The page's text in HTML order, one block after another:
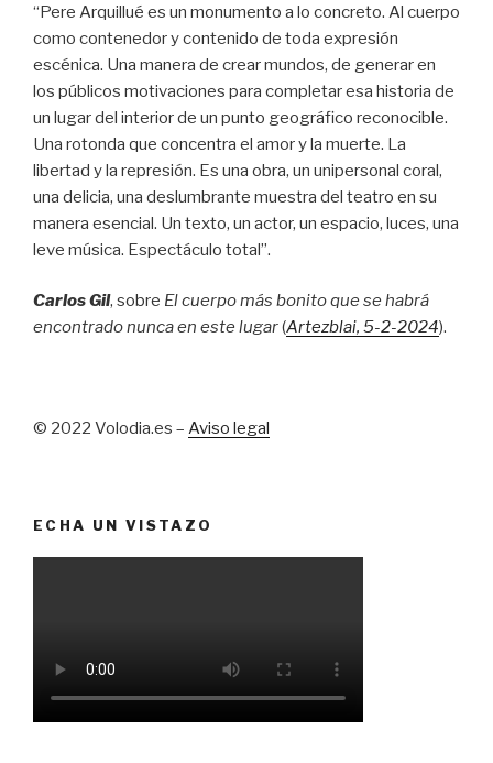
“Pere Arquillué es un monumento a lo concreto. Al cuerpo
como contenedor y contenido de toda expresión
escénica. Una manera de crear mundos, de generar en
los públicos motivaciones para completar esa historia de
un lugar del interior de un punto geográfico reconocible.
Una rotonda que concentra el amor y la muerte. La
libertad y la represión. Es una obra, un unipersonal coral,
una delicia, una deslumbrante muestra del teatro en su
manera esencial. Un texto, un actor, un espacio, luces, una
leve música. Espectáculo total”.
Carlos Gil, sobre El cuerpo más bonito que se habrá
encontrado nunca en este lugar(Artezblai, 5-2-2024).
© 2022 Volodia.es – Aviso legal
ECHA UN VISTAZO